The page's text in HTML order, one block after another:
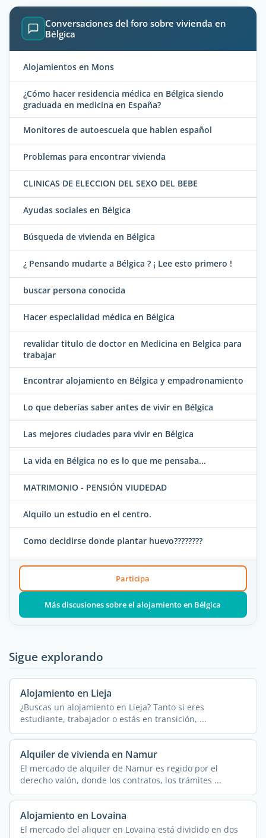
Conversaciones del foro sobre vivienda en
Bélgica
Alojamientos en Mons
¿Cómo hacer residencia médica en Bélgica siendo
graduada en medicina en España?
Monitores de autoescuela que hablen español
Problemas para encontrar vivienda
CLINICAS DE ELECCION DEL SEXO DEL BEBE
Ayudas sociales en Bélgica
Búsqueda de vivienda en Bélgica
¿ Pensando mudarte a Bélgica ? ¡ Lee esto primero !
buscar persona conocida
Hacer especialidad médica en Bélgica
revalidar titulo de doctor en Medicina en Belgica para
trabajar
Encontrar alojamiento en Bélgica y empadronamiento
Lo que deberías saber antes de vivir en Bélgica
Las mejores ciudades para vivir en Bélgica
La vida en Bélgica no es lo que me pensaba...
MATRIMONIO - PENSIÓN VIUDEDAD
Alquilo un estudio en el centro.
Como decidirse donde plantar huevo????????
Participa
Más discusiones sobre el alojamiento en Bélgica
Sigue explorando
Alojamiento en Lieja
¿Buscas un alojamiento en Lieja? Tanto si eres
estudiante, trabajador o estás en transición, ...
Alquiler de vivienda en Namur
El mercado de alquiler de Namur es regido por el
derecho valón, donde los contratos, los trámites ...
Alojamiento en Lovaina
El mercado del aliquer en Lovaina está dividido en dos